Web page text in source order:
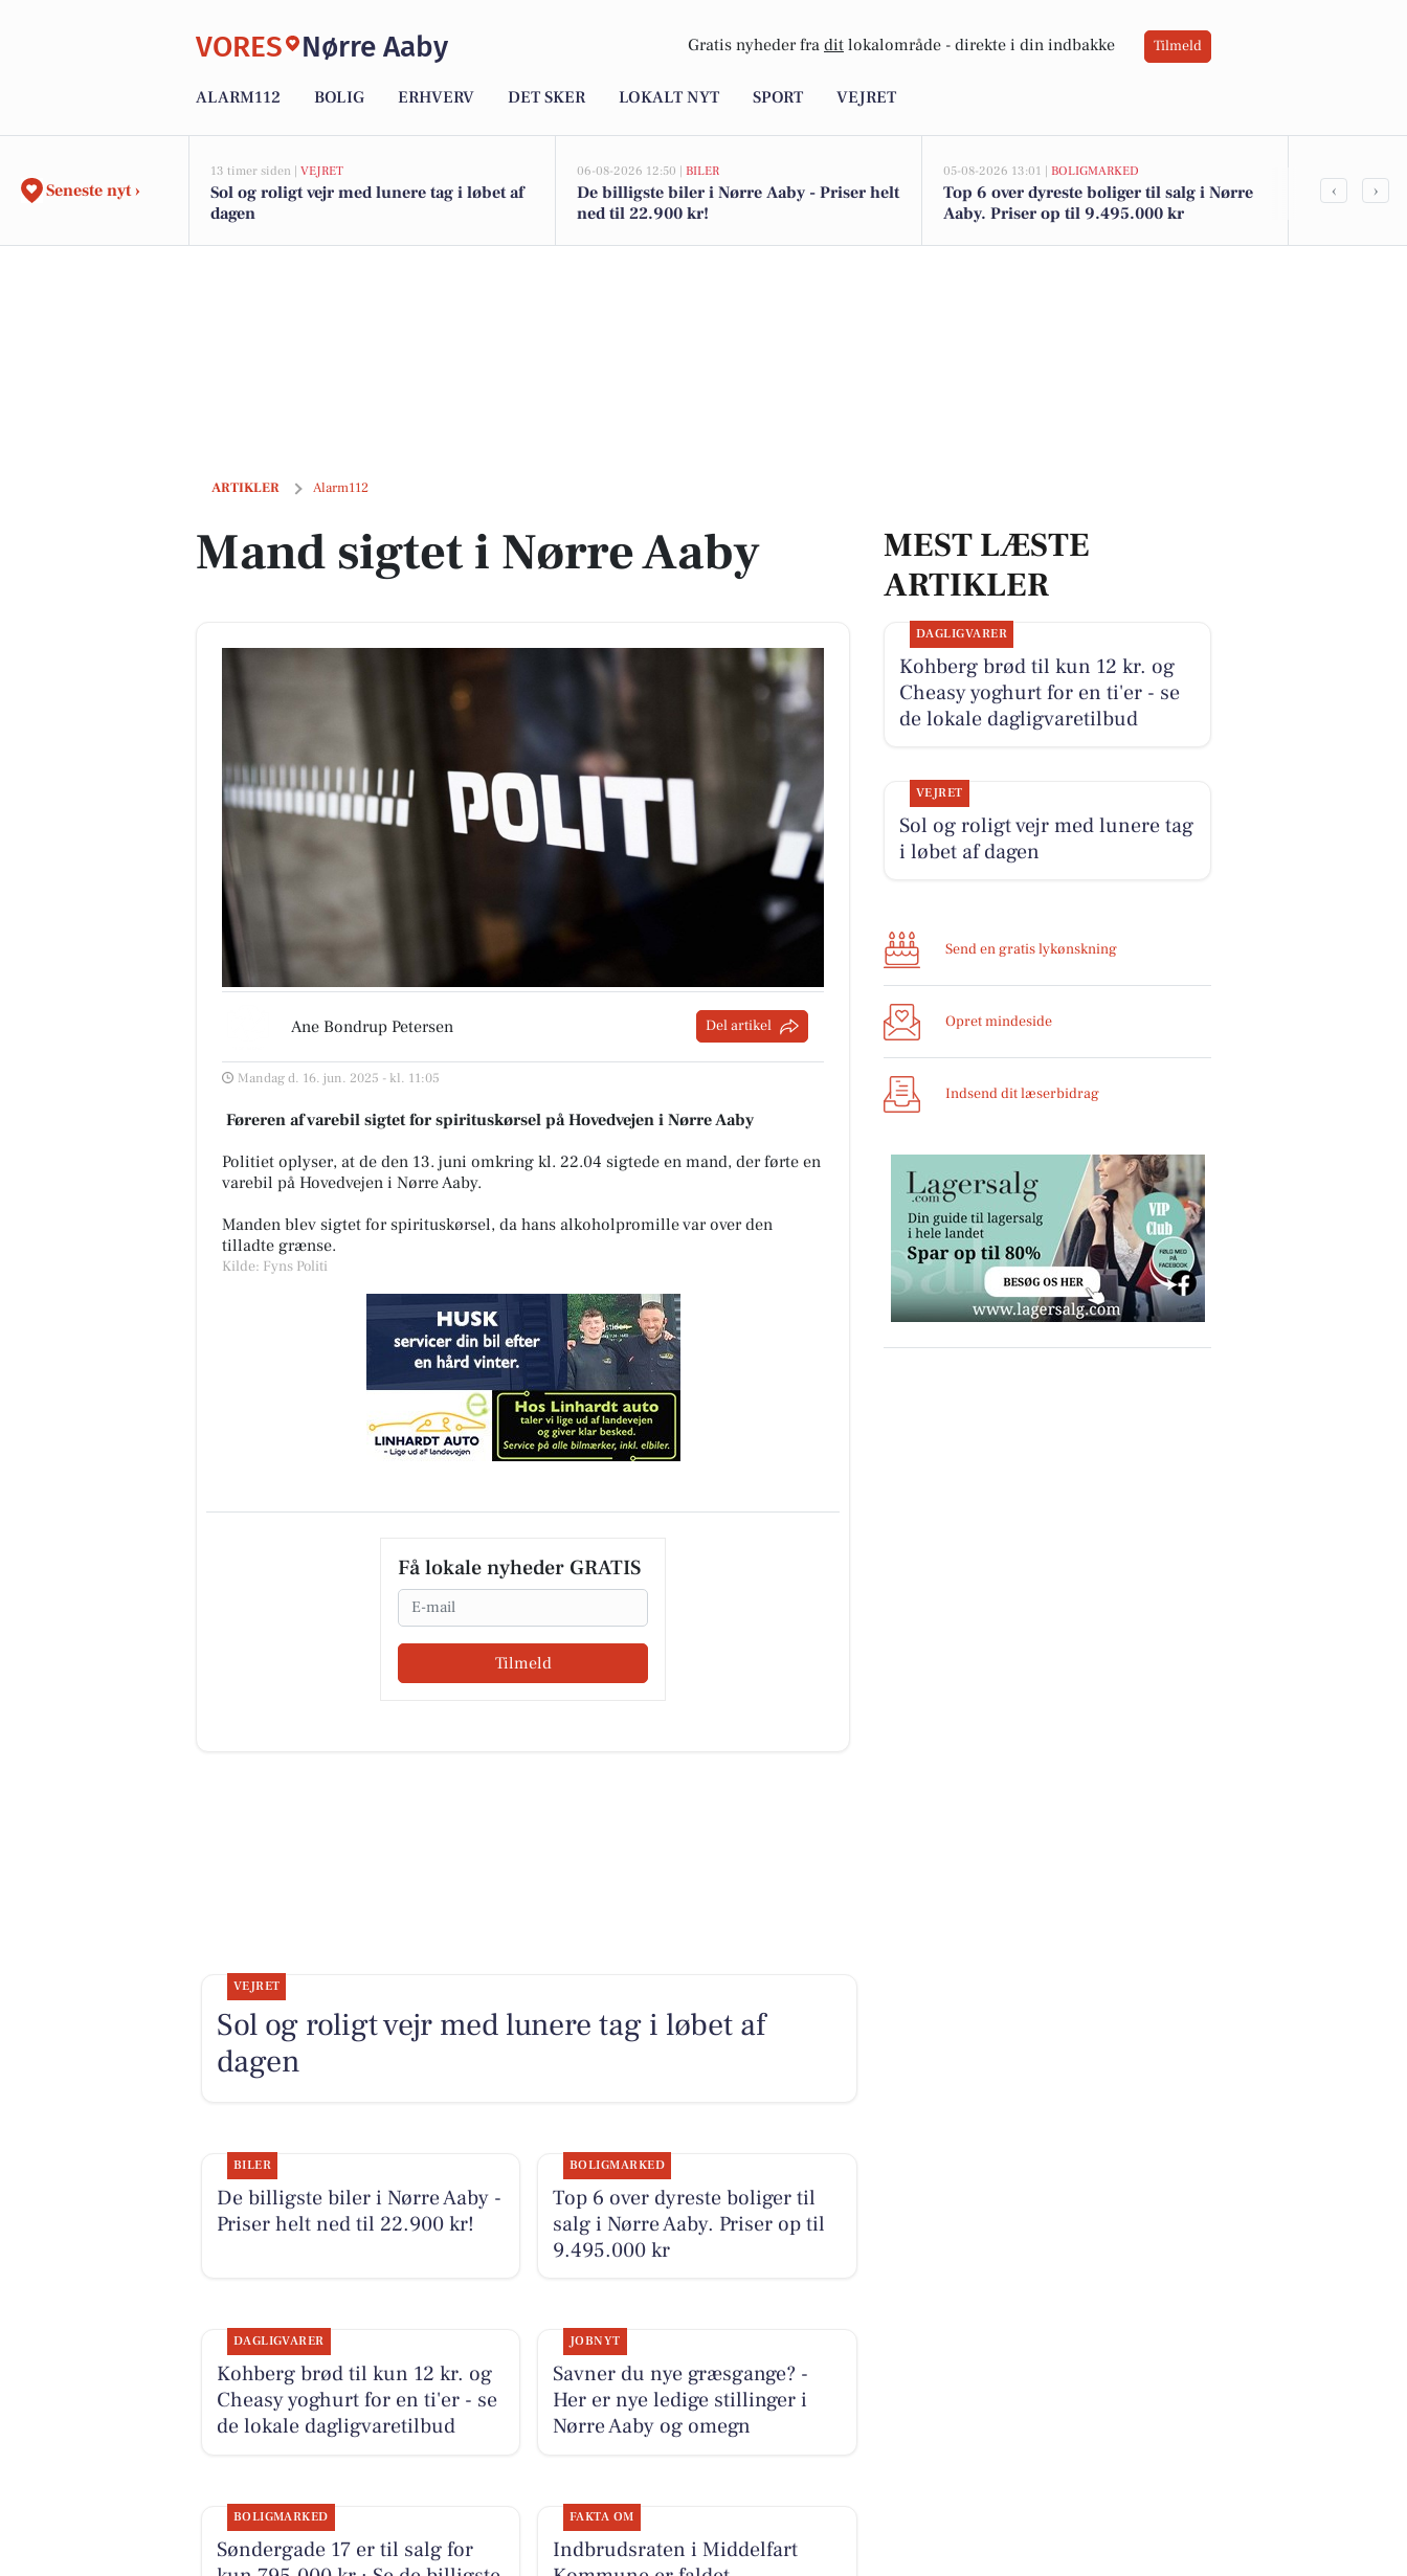
VORES Nørre Aaby Gratis nyheder fra dit lokalområde - direkte i din indbakke Tilmeld
ALARM112 BOLIG ERHVERV DET SKER LOKALT NYT SPORT VEJRET
Seneste nyt ›
13 timer siden | VEJRET
Sol og roligt vejr med lunere tag i løbet af
dagen
06-08-2026 12:50 | BILER
De billigste biler i Nørre Aaby - Priser helt
ned til 22.900 kr!
05-08-2026 13:01 | BOLIGMARKED
Top 6 over dyreste boliger til salg i Nørre
Aaby. Priser op til 9.495.000 kr
Kohberg
‹ ›
ARTIKLER Alarm112
Mand sigtet i Nørre Aaby
Mand sigtet i Nørre Aaby
Ane Bondrup Petersen Del artikel
Mandag d. 16. jun. 2025 - kl. 11:05
Føreren af varebil sigtet for spirituskørsel på Hovedvejen i Nørre Aaby
Politiet oplyser, at de den 13. juni omkring kl. 22.04 sigtede en mand, der førte en
varebil på Hovedvejen i Nørre Aaby.
Manden blev sigtet for spirituskørsel, da hans alkoholpromille var over den
tilladte grænse.
Kilde: Fyns Politi
Få lokale nyheder GRATIS
Email
Tilmeld
MEST LÆSTE
ARTIKLER
DAGLIGVARER
Kohberg brød til kun 12 kr. og
Cheasy yoghurt for en ti'er - se
de lokale dagligvaretilbud
VEJRET
Sol og roligt vejr med lunere tag
i løbet af dagen
Send en gratis lykønskning
Opret mindeside
Indsend dit læserbidrag
VEJRET
Sol og roligt vejr med lunere tag i løbet af
dagen
BILER
De billigste biler i Nørre Aaby -
Priser helt ned til 22.900 kr!
BOLIGMARKED
Top 6 over dyreste boliger til
salg i Nørre Aaby. Priser op til
9.495.000 kr
DAGLIGVARER
Kohberg brød til kun 12 kr. og
Cheasy yoghurt for en ti'er - se
de lokale dagligvaretilbud
JOBNYT
Savner du nye græsgange? -
Her er nye ledige stillinger i
Nørre Aaby og omegn
BOLIGMARKED
Søndergade 17 er til salg for
FAKTA OM
Indbrudsraten i Middelfart